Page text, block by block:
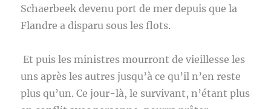
Schaerbeek devenu port de mer depuis que la
Flandre a disparu sous les flots.
Et puis les ministres mourront de vieillesse les
uns après les autres jusqu’à ce qu’il n’en reste
plus qu’un. Ce jour-là, le survivant, n’étant plus